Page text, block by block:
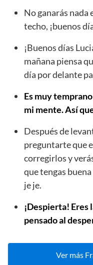
No ganarás nada
techo, ¡buenos
¡Buenos días
mañana piensa
día por delante
Es muy
mi mente. Así
Después de
preguntarte que
corregirlos y
que tengas
je je.
¡Despierta! Eres
pensado al
Ver más